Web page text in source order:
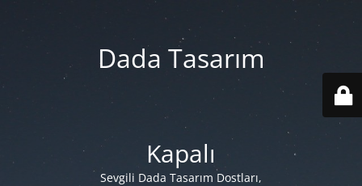
Dada Tasarım
Kapalı
Sevgili Dada Tasarım Dostları,